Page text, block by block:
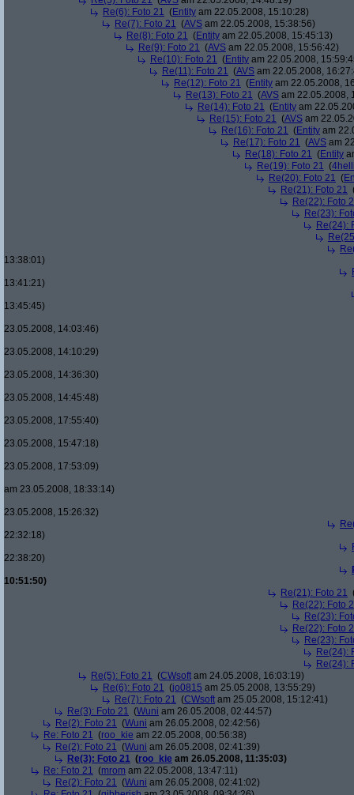
Re(6): Foto 21 (Entity am 22.05.2008, 15:10:28)
Re(7): Foto 21 (AVS am 22.05.2008, 15:38:56)
Re(8): Foto 21 (Entity am 22.05.2008, 15:45:13)
Re(9): Foto 21 (AVS am 22.05.2008, 15:56:42)
Re(10): Foto 21 (Entity am 22.05.2008,
Re(11): Foto 21 (AVS am 22.05.2008,
Re(12): Foto 21 (Entity am 22.05.2008,
Re(13): Foto 21 (AVS am 22.05.2008,
Re(14): Foto 21 (Entity am
Re(15): Foto 21 (AVS am
Re(16): Foto 21 (Entity am
Re(17): Foto 21 (AVS am
Re(18): Foto 21 (Entity
Re(19): Foto 21 (
Re(20): Foto 21 (
Re(21): Foto 21
Re(22): Foto
Re(23):
Re(24):
13:38:01)
13:41:21)
13:45:45)
23.05.2008, 14:03:46)
23.05.2008, 14:10:29)
23.05.2008, 14:36:30)
23.05.2008, 14:45:48)
23.05.2008, 17:55:40)
23.05.2008, 15:47:18)
23.05.2008, 17:53:09)
am 23.05.2008, 18:33:14)
23.05.2008, 15:26:32)
22:32:18)
22:38:20)
10:51:50)
Re(21): Foto 21
Re(22): Foto
Re(23):
Re(22): Foto
Re(23):
Re(24):
Re(24):
Re(5): Foto 21 (CWsoft am 24.05.2008, 16:03:19)
Re(6): Foto 21 (jo0815 am 25.05.2008, 13:55:29)
Re(7): Foto 21 (CWsoft am 25.05.2008, 15:12:41)
Re(3): Foto 21 (Wuni am 26.05.2008, 02:44:57)
Re(2): Foto 21 (Wuni am 26.05.2008, 02:42:56)
Re: Foto 21 (roo_kie am 22.05.2008, 00:56:38)
Re(2): Foto 21 (Wuni am 26.05.2008, 02:41:39)
Re(3): Foto 21 (roo_kie am 26.05.2008, 11:35:03)
Re: Foto 21 (mrom am 22.05.2008, 13:47:11)
Re(2): Foto 21 (Wuni am 26.05.2008, 02:41:02)